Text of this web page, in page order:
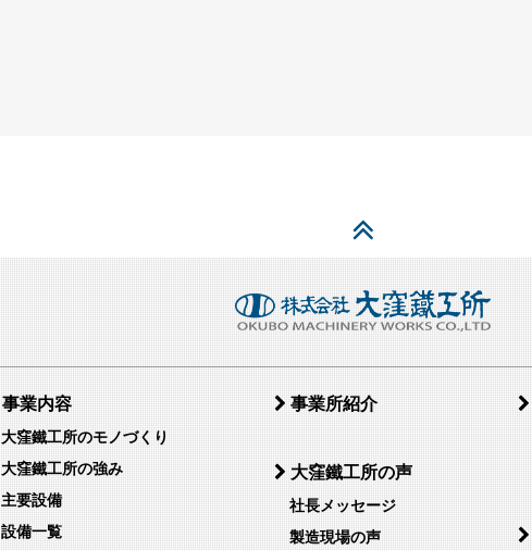
事業内容
大窪鐵工所のモノづくり
大窪鐵工所の強み
主要設備
設備一覧
事業所紹介
大窪鐵工所の声
社長メッセージ
製造現場の声